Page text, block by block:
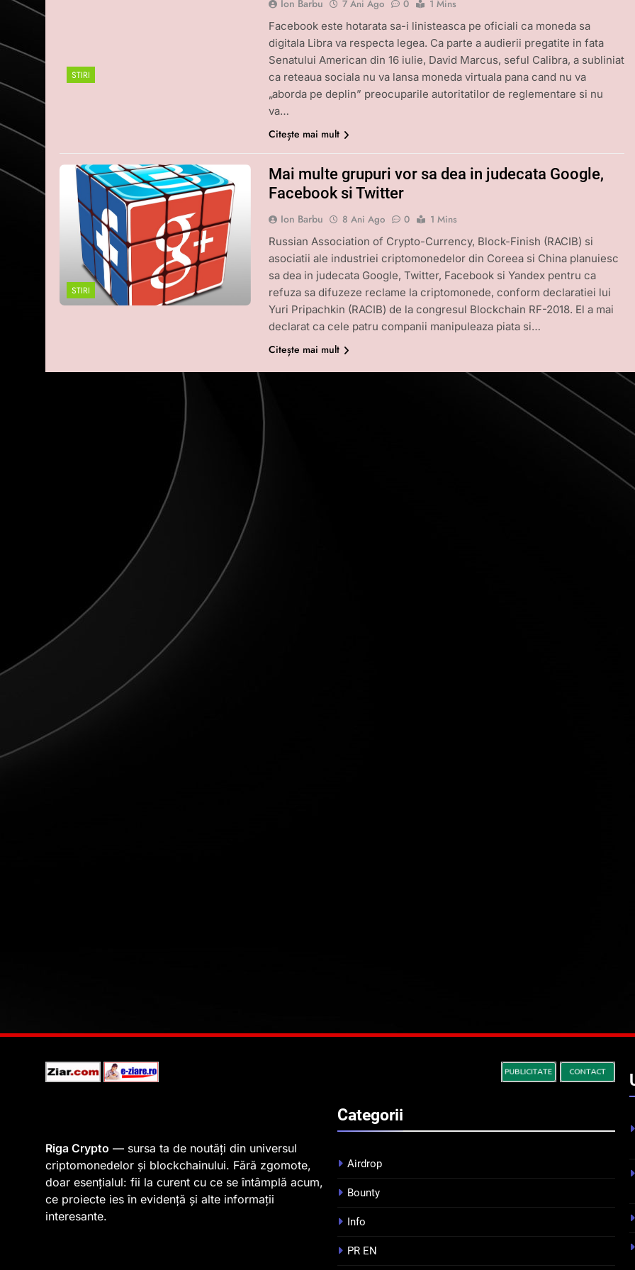
STIRI
Ion Barbu 7 Ani Ago 0
1 Mins
Facebook este hotarata sa-i linisteasca pe oficiali ca moneda sa
digitala Libra va respecta legea. Ca parte a audierii pregatite in fata
Senatului American din 16 iulie, David Marcus, seful Calibra, a subliniat
ca reteaua sociala nu va lansa moneda virtuala pana cand nu va
„aborda pe deplin” preocuparile autoritatilor de reglementare si nu
va…
Citește mai mult
STIRI
Mai multe grupuri vor sa dea in judecata Google,
Facebook si Twitter
Ion Barbu 8 Ani Ago 0
1 Mins
Russian Association of Crypto-Currency, Block-Finish (RACIB) si
asociatii ale industriei criptomonedelor din Coreea si China planuiesc
sa dea in judecata Google, Twitter, Facebook si Yandex pentru ca
refuza sa difuzeze reclame la criptomonede, conform declaratiei lui
Yuri Pripachkin (RACIB) de la congresul Blockchain RF-2018. El a mai
declarat ca cele patru companii manipuleaza piata si…
Citește mai mult
Riga Crypto — sursa ta de noutăți din universul
criptomonedelor și blockchainului. Fără zgomote,
doar esențialul: fii la curent cu ce se întâmplă acum,
ce proiecte ies în evidență și alte informații
interesante.
Categorii
Airdrop
Bounty
Info
PR EN